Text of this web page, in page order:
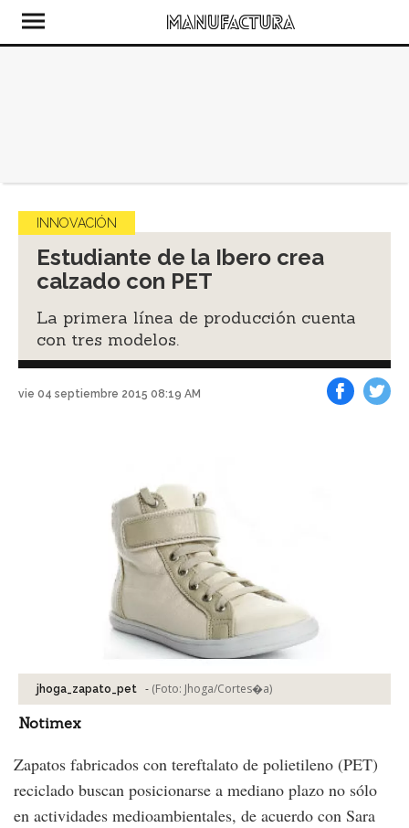
INNOVACIÓN
Estudiante de la Ibero crea
calzado con PET
La primera línea de producción cuenta
con tres modelos.
vie 04 septiembre 2015 08:19 AM
jhoga_zapato_pet - (Foto: Jhoga/Cortes�a)
Notimex
Zapatos fabricados con tereftalato de polietileno (PET)
reciclado buscan posicionarse a mediano plazo no sólo
en actividades medioambientales, de acuerdo con Sara